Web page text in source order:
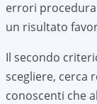
errori
un risultato
Il secondo
scegliere, cerca
conoscenti che